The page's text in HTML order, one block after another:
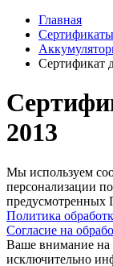
Главная
Сертификаты
Сертификат
2013
Мы используем
персонализации
предусмотренных
Политика
Согласие на
Ваше внимание на
исключительно